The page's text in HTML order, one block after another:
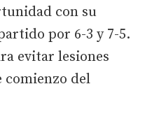
con su
por 6-3 y 7-5.
evitar lesiones
comienzo del